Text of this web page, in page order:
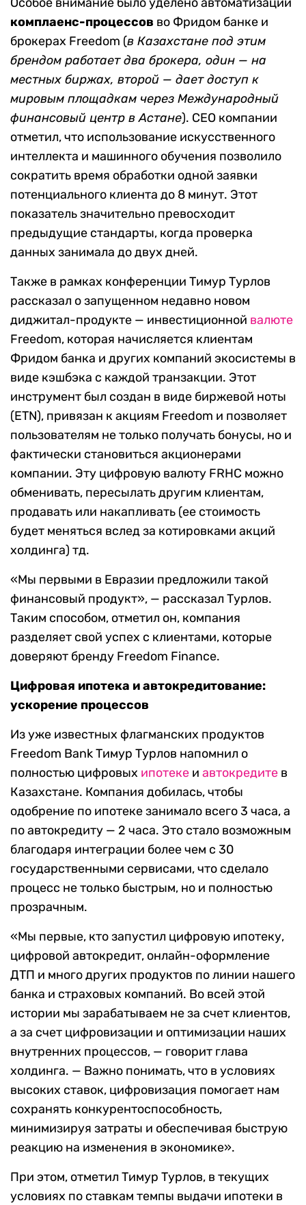
комплаенс-процессов во Фридом банке и
брокерах Freedom (в Казахстане под этим
брендом работает два брокера, один — на
местных биржах, второй — дает доступ к
мировым площадкам через Международный
финансовый центр в Астане). CEO компании
отметил, что использование искусственного
интеллекта и машинного обучения позволило
сократить время обработки одной заявки
потенциального клиента до 8 минут. Этот
показатель значительно превосходит
предыдущие стандарты, когда проверка
данных занимала до двух дней.
Также в рамках конференции Тимур Турлов
рассказал о запущенном недавно новом
диджитал-продукте — инвестиционной валюте
Freedom, которая начисляется клиентам
Фридом банка и других компаний экосистемы в
виде кэшбэка с каждой транзакции. Этот
инструмент был создан в виде биржевой ноты
(ETN), привязан к акциям Freedom и позволяет
пользователям не только получать бонусы, но и
фактически становиться акционерами
компании. Эту цифровую валюту FRHC можно
обменивать, пересылать другим клиентам,
продавать или накапливать (ее стоимость
будет меняться вслед за котировками акций
холдинга) тд.
«Мы первыми в Евразии предложили такой
финансовый продукт», — рассказал Турлов.
Таким способом, отметил он, компания
разделяет свой успех с клиентами, которые
доверяют бренду Freedom Finance.
Цифровая ипотека и автокредитование:
ускорение процессов
Из уже известных флагманских продуктов
Freedom Bank Тимур Турлов напомнил о
полностью цифровых ипотеке и автокредите в
Казахстане. Компания добилась, чтобы
одобрение по ипотеке занимало всего 3 часа, а
по автокредиту — 2 часа. Это стало возможным
благодаря интеграции более чем с 30
государственными сервисами, что сделало
процесс не только быстрым, но и полностью
прозрачным.
«Мы первые, кто запустил цифровую ипотеку,
цифровой автокредит, онлайн-оформление
ДТП и много других продуктов по линии нашего
банка и страховых компаний. Во всей этой
истории мы зарабатываем не за счет клиентов,
а за счет цифровизации и оптимизации наших
внутренних процессов, — говорит глава
холдинга. — Важно понимать, что в условиях
высоких ставок, цифровизация помогает нам
сохранять конкурентоспособность,
минимизируя затраты и обеспечивая быструю
реакцию на изменения в экономике».
При этом, отметил Тимур Турлов, в текущих
условиях по ставкам темпы выдачи ипотеки в